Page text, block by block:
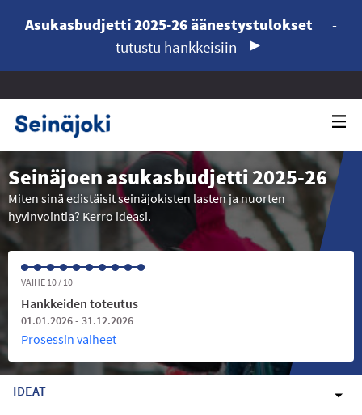
Asukasbudjetti 2025-26 äänestystulokset
-
tutustu hankkeisiin
Seinäjoen asukasbudjetti 2025-26
Miten sinä edistäisit seinäjokisten lasten ja nuorten
hyvinvointia? Kerro ideasi.
VAIHE 10 / 10
Hankkeiden toteutus
01.01.2026 - 31.12.2026
Prosessin vaiheet
IDEAT